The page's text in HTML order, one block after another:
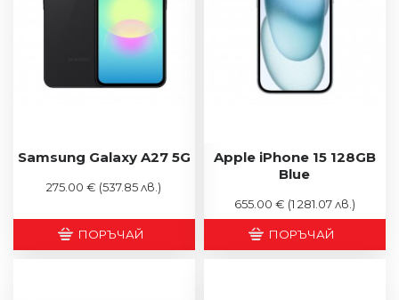
Samsung Galaxy A27 5G
275.00 € (537.85 лв.)
ПОРЪЧАЙ
Apple iPhone 15 128GB
Blue
655.00 € (1 281.07 лв.)
ПОРЪЧАЙ